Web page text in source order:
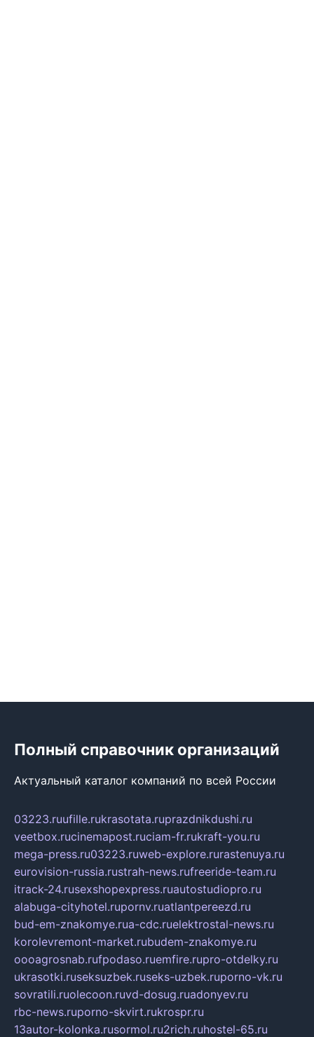
Полный справочник организаций
Актуальный каталог компаний по всей России
03223.ruufille.rukrasotata.ruprazdnikdushi.ru
veetbox.rucinemapost.ruciam-fr.rukraft-you.ru
mega-press.ru03223.ruweb-explore.rurastenuya.ru
eurovision-russia.rustrah-news.rufreeride-team.ru
itrack-24.rusexshopexpress.ruautostudiopro.ru
alabuga-cityhotel.rupornv.ruatlantpereezd.ru
bud-em-znakomye.rua-cdc.ruelektrostal-news.ru
korolevremont-market.rubudem-znakomye.ru
oooagrosnab.rufpodaso.ruemfire.rupro-otdelky.ru
ukrasotki.ruseksuzbek.ruseks-uzbek.ruporno-vk.ru
sovratili.ruolecoon.ruvd-dosug.ruadonyev.ru
rbc-news.ruporno-skvirt.rukrospr.ru
13autor-kolonka.rusormol.ru2rich.ruhostel-65.ru